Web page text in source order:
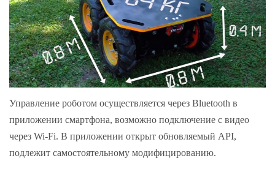
Управление роботом осуществляется через Bluetooth в
приложении смартфона, возможно подключение с видео
через Wi-Fi. В приложении открыт обновляемый API,
подлежит самостоятельному модифицированию.